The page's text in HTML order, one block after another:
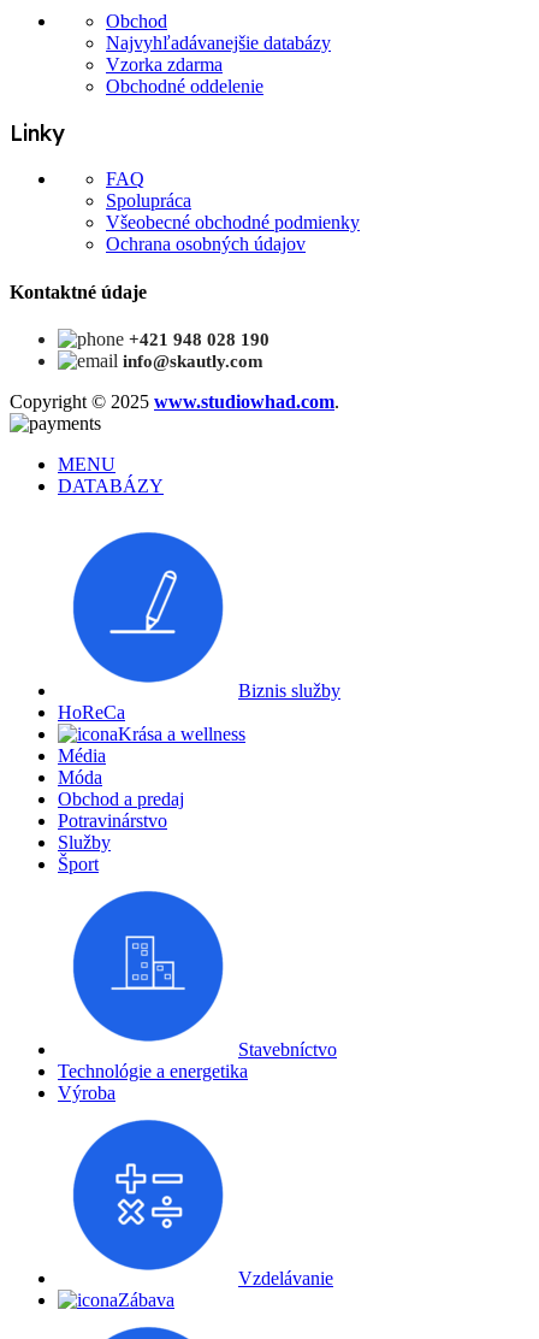
Obchod
Najvyhľadávanejšie databázy
Vzorka zdarma
Obchodné oddelenie
Linky
FAQ
Spolupráca
Všeobecné obchodné podmienky
Ochrana osobných údajov
Kontaktné údaje
+421 948 028 190
info@skautly.com
Copyright © 2025 www.studiowhad.com.
MENU
DATABÁZY
Biznis služby
HoReCa
Krása a wellness
Média
Móda
Obchod a predaj
Potravinárstvo
Služby
Šport
Stavebníctvo
Technológie a energetika
Výroba
Vzdelávanie
Zábava